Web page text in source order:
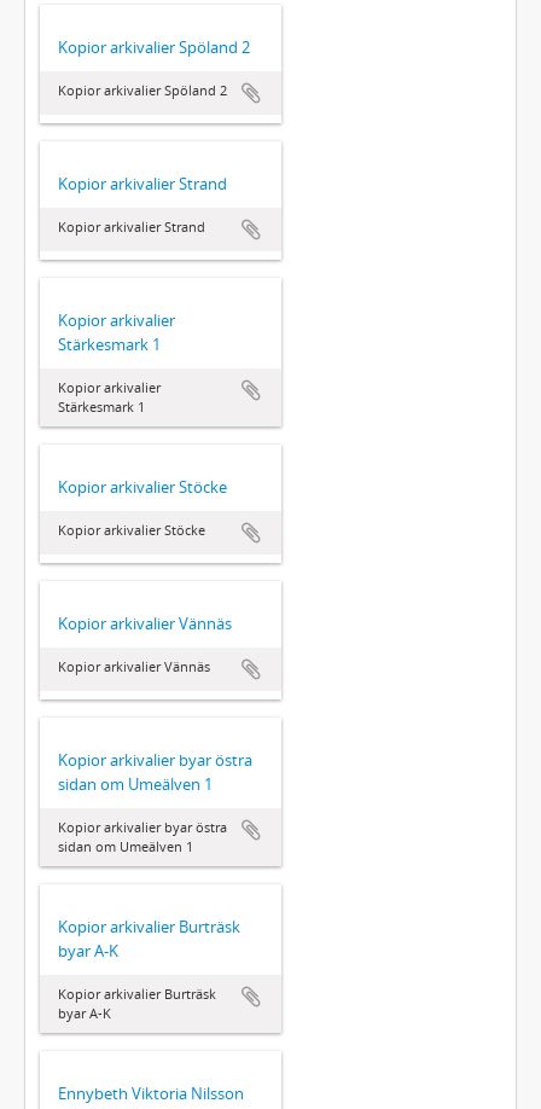
Kopior arkivalier Spöland 2
Kopior arkivalier Spöland 2
Kopior arkivalier Strand
Kopior arkivalier Strand
Kopior arkivalier
Stärkesmark 1
Kopior arkivalier
Stärkesmark 1
Kopior arkivalier Stöcke
Kopior arkivalier Stöcke
Kopior arkivalier Vännäs
Kopior arkivalier Vännäs
Kopior arkivalier byar östra
sidan om Umeälven 1
Kopior arkivalier byar östra
sidan om Umeälven 1
Kopior arkivalier Burträsk
byar A-K
Kopior arkivalier Burträsk
byar A-K
Ennybeth Viktoria Nilsson